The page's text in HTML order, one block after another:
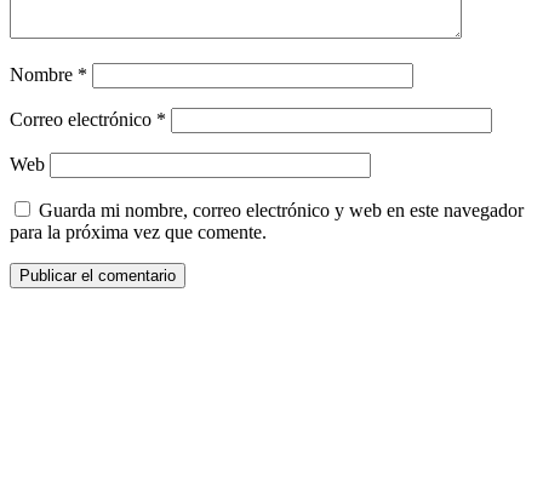
Nombre *
Correo electrónico *
Web
Guarda mi nombre, correo electrónico y web en este navegador
para la próxima vez que comente.